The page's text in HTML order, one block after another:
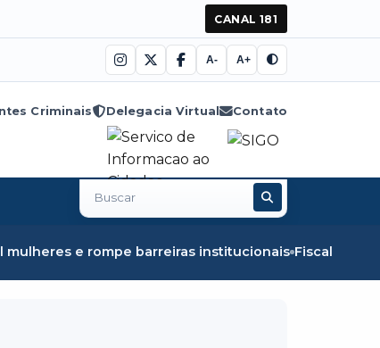
CANAL 181
A- A+
Criminais Delegacia Virtual Contato
Buscar
no
institucionais Fiscalização em Óbidos